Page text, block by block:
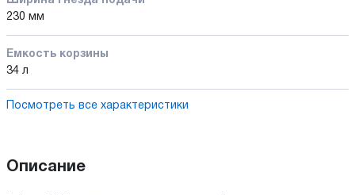
230 мм
Емкость корзины
34 л
Посмотреть все характеристики
Описание